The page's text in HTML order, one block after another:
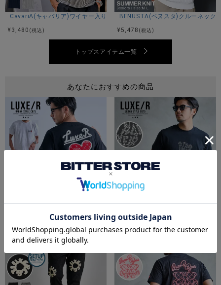
ストリートスタイルを演出してくれるおすすめの半袖Tシャツ
です。
-LUXE/R ラグジュ -
インを美しく強調するフィッティングを表現。
セットアップやデニム、プリント加工などのスタイリングを
仕事や遊び、デイリーユースなリアルクローズとしてスタイ
リッシュに着こなせるブランド。
※モデル画像は照明などの影響により実際の商品と異なる場合
がございます。
M：着丈67身幅55肩幅53袖丈19
※平置き計測。
素材
本体：綿100%
CavariA(キャバリア)ワイヤー入りイタリアンカラー半袖シアサッカーポ
¥ 3,480 (税込)
BENUSTA(ベヌスタ)クルーネック
¥ 5,478 (税込)
トップスアイテム一覧
あなたにおすすめの商品
LUXE／R(ラグジュ)ドロップサガラハート半袖Tシャツ/全3色
LUXE／R(ラグジュ)ラインストー
¥7,590(税込)